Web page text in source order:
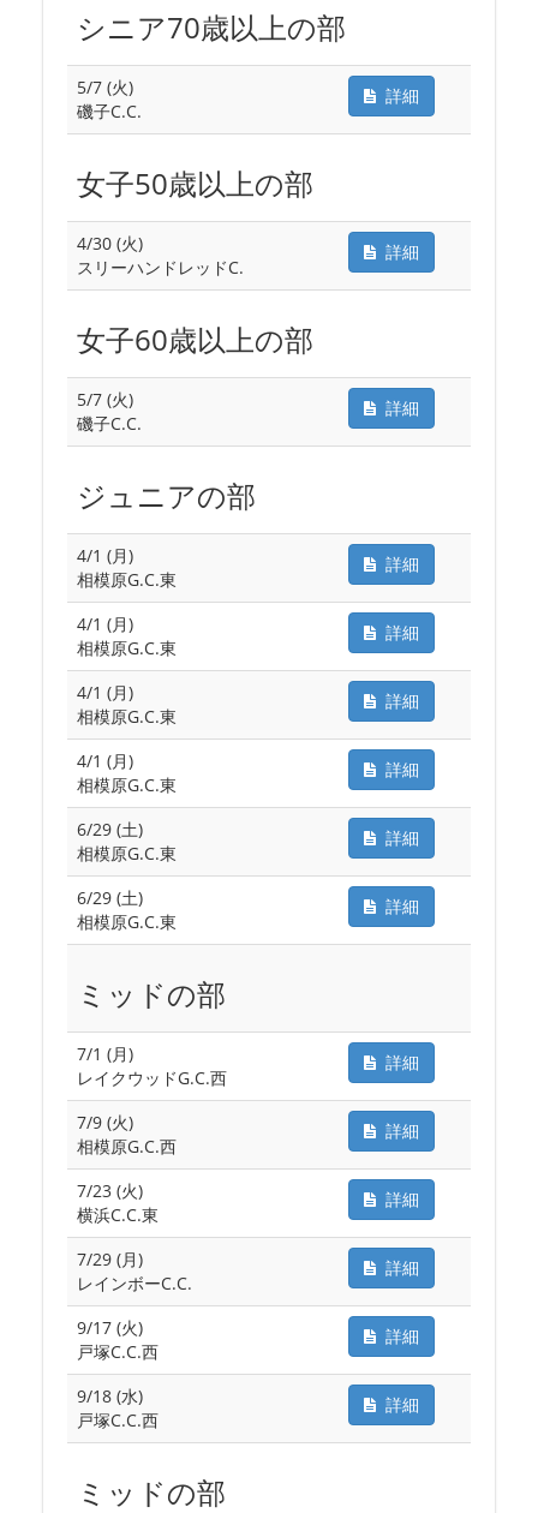
シニア70歳以上の部
5/7 (火)
磯子C.C.
詳細
女子50歳以上の部
4/30 (火)
スリーハンドレッドC.
詳細
女子60歳以上の部
5/7 (火)
磯子C.C.
詳細
ジュニアの部
4/1 (月)
相模原G.C.東
詳細
4/1 (月)
相模原G.C.東
詳細
4/1 (月)
相模原G.C.東
詳細
4/1 (月)
相模原G.C.東
詳細
6/29 (土)
相模原G.C.東
詳細
6/29 (土)
相模原G.C.東
詳細
ミッドの部
7/1 (月)
レイクウッドG.C.西
詳細
7/9 (火)
相模原G.C.西
詳細
7/23 (火)
横浜C.C.東
詳細
7/29 (月)
レインボーC.C.
詳細
9/17 (火)
戸塚C.C.西
詳細
9/18 (水)
戸塚C.C.西
詳細
ミッドの部